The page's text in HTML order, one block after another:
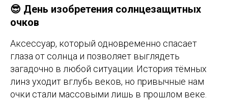
😎 День изобретения солнцезащитных
очков
Аксессуар, который одновременно спасает
глаза от солнца и позволяет выглядеть
загадочно в любой ситуации. История тёмных
линз уходит вглубь веков, но привычные нам
очки стали массовыми лишь в прошлом веке.